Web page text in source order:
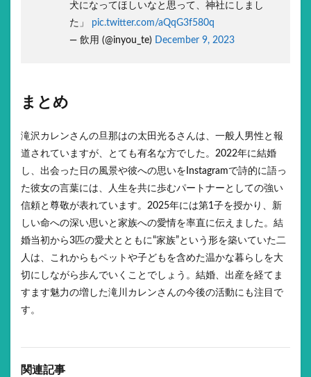
犬になってほしいなと思って、神社にしまし
た」 pic.twitter.com/aQqG3f580q
— 飲用 (@inyou_te) December 9, 2023
まとめ
滝沢カレンさんの旦那はの太田光るさんは、一般人男性と報
道されていますが、とても有名な方でした。2022年に結婚
し、出会った日の風景や彼への思いをInstagramで詩的に語っ
た彼女の言葉には、人生を共に歩むパートナーとしての強い
信頼と尊敬が表れています。2025年には第1子を授かり、新
しい命への深い思いと家族への愛情を率直に伝えました。結
婚当初から3匹の愛犬とともに“家族”という形を築いていた二
人は、これからもペットや子どもを含めた温かな暮らしを大
切にしながら歩んでいくことでしょう。結婚、出産を経てま
すます魅力の増した滝川カレンさんの今後の活動にも注目で
す。
関連記事